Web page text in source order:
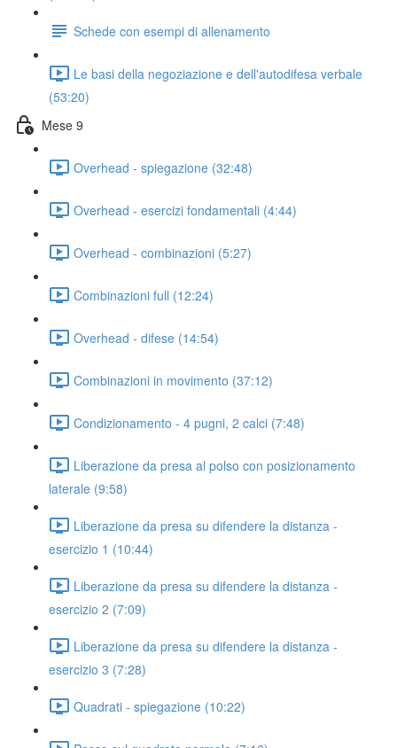
Schede con esempi di allenamento
Le basi della negoziazione e dell'autodifesa verbale
(53:20)
Mese 9
Overhead - spiegazione (32:48)
Overhead - esercizi fondamentali (4:44)
Overhead - combinazioni (5:27)
Combinazioni full (12:24)
Overhead - difese (14:54)
Combinazioni in movimento (37:12)
Condizionamento - 4 pugni, 2 calci (7:48)
Liberazione da presa al polso con posizionamento
laterale (9:58)
Liberazione da presa su difendere la distanza -
esercizio 1 (10:44)
Liberazione da presa su difendere la distanza -
esercizio 2 (7:09)
Liberazione da presa su difendere la distanza -
esercizio 3 (7:28)
Quadrati - spiegazione (10:22)